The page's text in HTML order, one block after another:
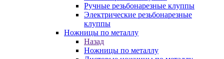
Ручные резьбонарезные клуппы
Электрические резьбонарезные
клуппы
Ножницы по металлу
Назад
Ножницы по металлу